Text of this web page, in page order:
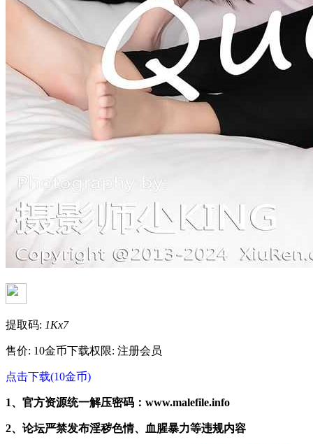
提取码: 1Kx7
售价: 10金币下载权限: 注册会员
点击下载(10金币)
1、官方资源统一解压密码：www.malefile.info
2、论坛严禁发布淫秽色情、血腥暴力等违规内容